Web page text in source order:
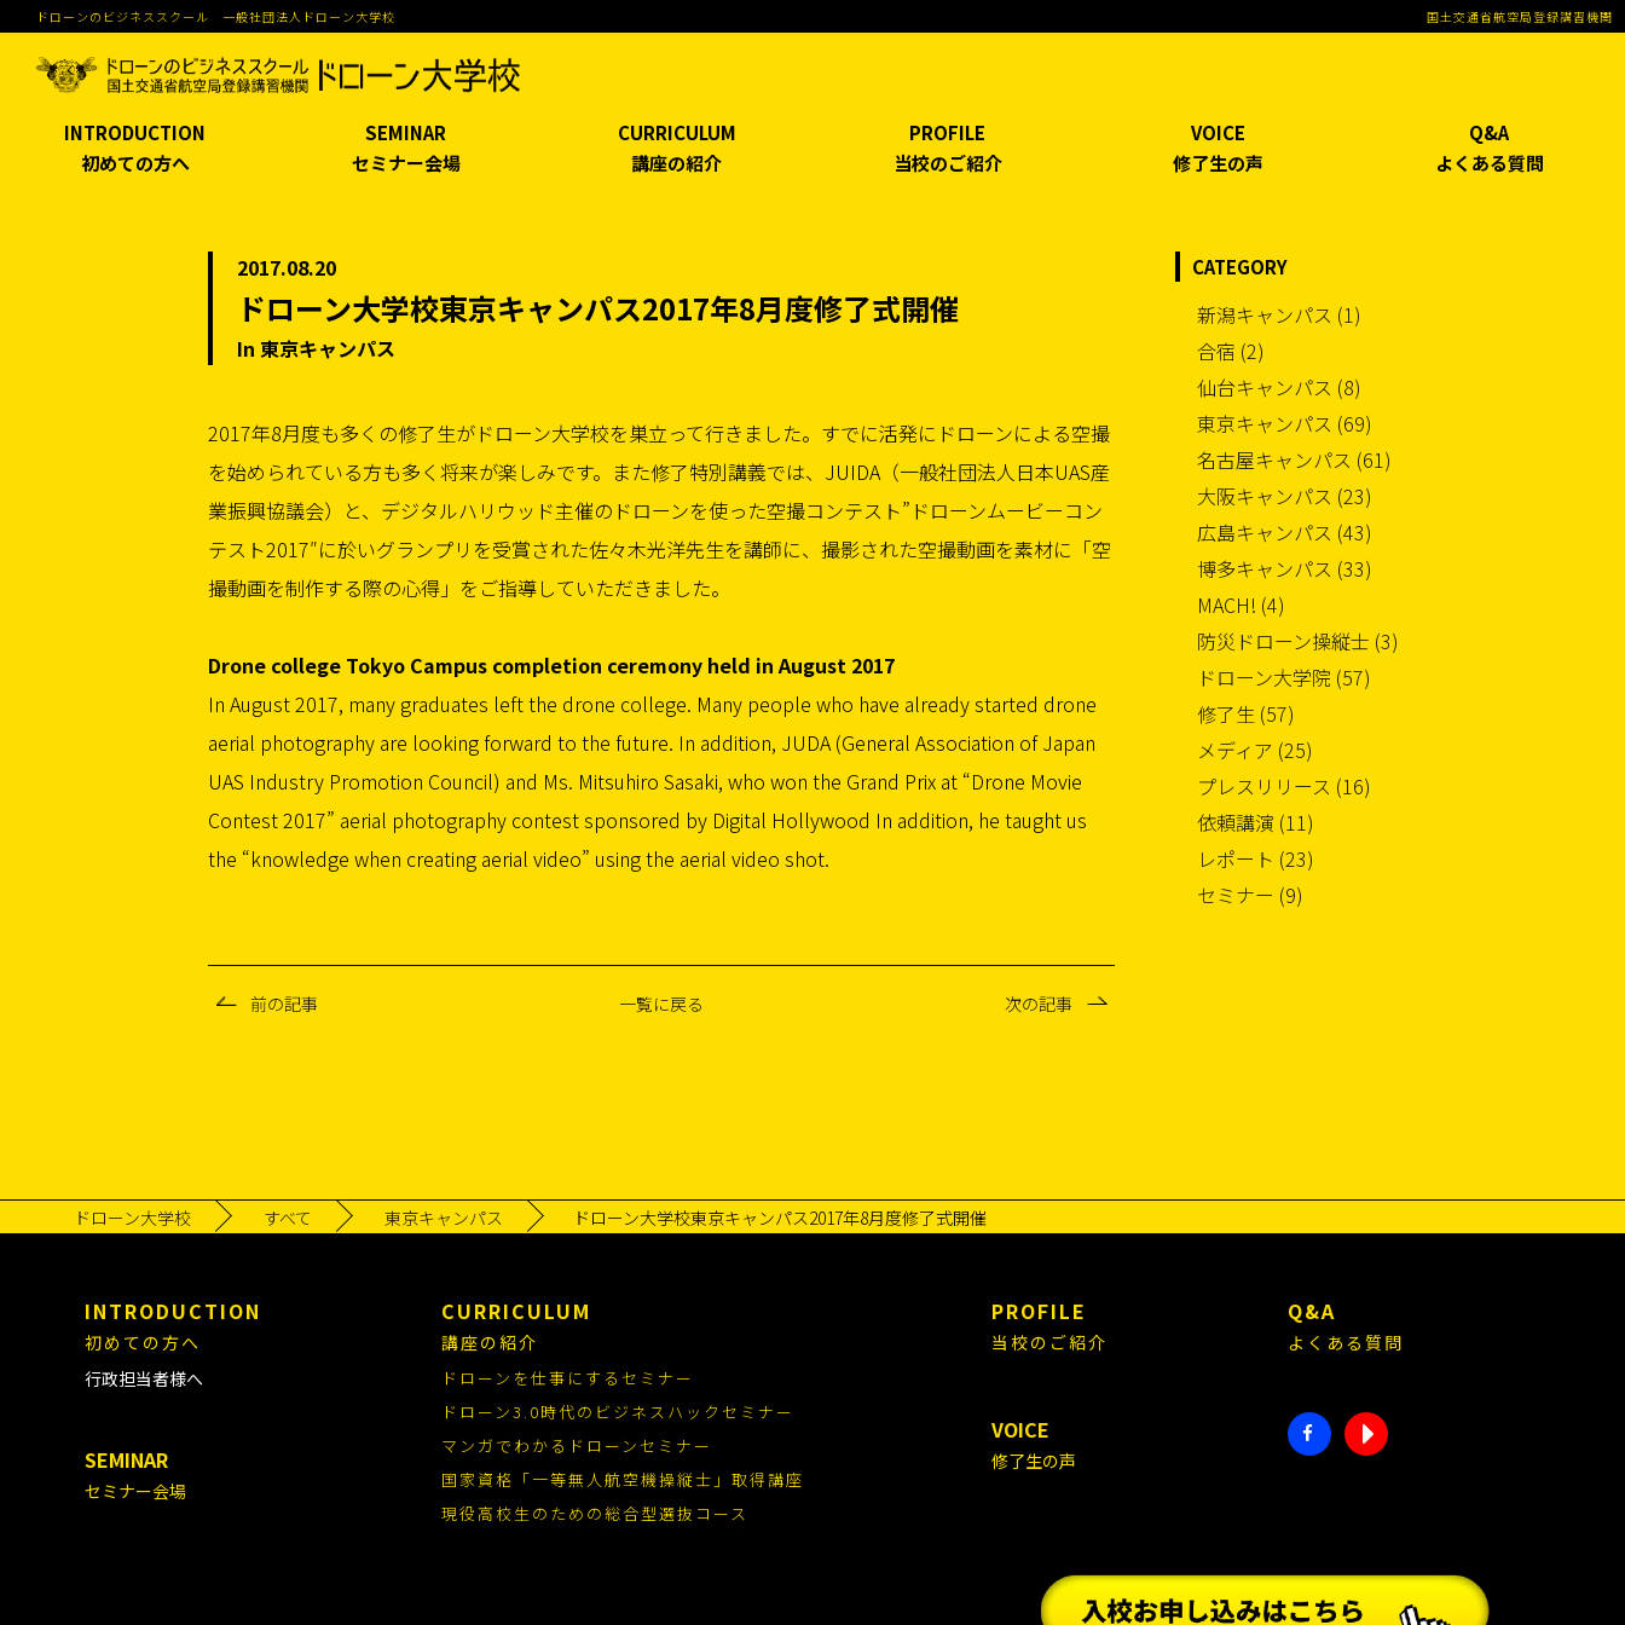
ドローンのビジネススクール 一般社団法人ドローン大学校 国土交通省航空局登録講習機関
INTRODUCTION
初めての方へ
SEMINAR
セミナー会場
CURRICULUM
講座の紹介
PROFILE
当校のご紹介
VOICE
修了生の声
Q&A
よくある質問
2017.08.20
ドローン大学校東京キャンパス2017年8月度修了式開催
In 東京キャンパス
2017年8月度も多くの修了生がドローン大学校を巣立って行きました。すでに活発にドローンによる空撮
を始められている方も多く将来が楽しみです。また修了特別講義では、JUIDA（一般社団法人日本UAS産
業振興協議会）と、デジタルハリウッド主催のドローンを使った空撮コンテスト”ドローンムービーコン
テスト2017″に於いグランプリを受賞された佐々木光洋先生を講師に、撮影された空撮動画を素材に「空
撮動画を制作する際の心得」をご指導していただきました。
Drone college Tokyo Campus completion ceremony held in August 2017
In August 2017, many graduates left the drone college. Many people who have already started drone
aerial photography are looking forward to the future. In addition, JUDA (General Association of Japan
UAS Industry Promotion Council) and Ms. Mitsuhiro Sasaki, who won the Grand Prix at “Drone Movie
Contest 2017” aerial photography contest sponsored by Digital Hollywood In addition, he taught us
the “knowledge when creating aerial video” using the aerial video shot.
前の記事 一覧に戻る 次の記事
CATEGORY
新潟キャンパス (1)
合宿 (2)
仙台キャンパス (8)
東京キャンパス (69)
名古屋キャンパス (61)
大阪キャンパス (23)
広島キャンパス (43)
博多キャンパス (33)
MACH! (4)
防災ドローン操縦士 (3)
ドローン大学院 (57)
修了生 (57)
メディア (25)
プレスリリース (16)
依頼講演 (11)
レポート (23)
セミナー (9)
ドローン大学校 すべて 東京キャンパス ドローン大学校東京キャンパス2017年8月度修了式開催
INTRODUCTION
初めての方へ
行政担当者様へ
SEMINAR
セミナー会場
CURRICULUM
講座の紹介
ドローンを仕事にするセミナー
ドローン3.0時代のビジネスハックセミナー
マンガでわかるドローンセミナー
国家資格「一等無人航空機操縦士」取得講座
現役高校生のための総合型選抜コース
PROFILE
当校のご紹介
VOICE
修了生の声
Q&A
よくある質問